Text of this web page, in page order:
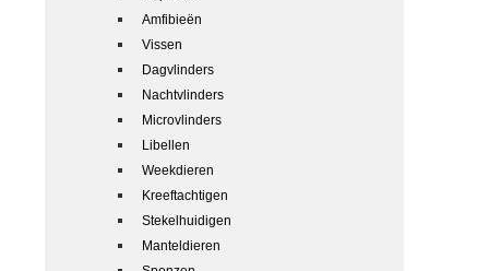
Amfibieën
Vissen
Dagvlinders
Nachtvlinders
Microvlinders
Libellen
Weekdieren
Kreeftachtigen
Stekelhuidigen
Manteldieren